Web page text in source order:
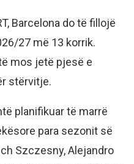
Barcelona do të fillojë
27 më 13 korrik.
mos jetë pjesë e
stërvitje.
planifikuar të marrë
para sezonit së
Szczesny, Alejandro